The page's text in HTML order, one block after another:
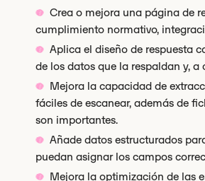
Crea o mejora una página de
cumplimiento normativo,
Aplica el diseño de respuesta
de los datos que la respaldan y,
Mejora la capacidad de
fáciles de escanear, además de
son importantes.
Añade datos estructurados
puedan asignar los campos
Mejora la optimización de las